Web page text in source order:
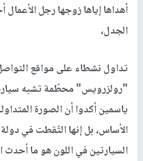
أهداها إياها زوجها رجل
الجدل،
تداول نشطاء على مواقع
"رولزرويس" محطّمة تشبه
ياسمين أكدوا أن الصورة
السيارتين في اللون هو ما